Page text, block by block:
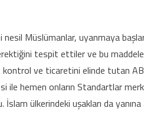
nesil Müslümanlar, uyanmaya
tespit ettiler ve bu
kontrol ve ticaretini elinde tutan
ile hemen onların Standartlar
ülkerindeki uşakları da